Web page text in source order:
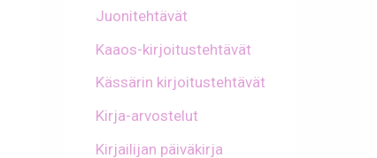
Juonitehtävät
Kaaos-kirjoitustehtävät
Kässärin kirjoitustehtävät
Kirja-arvostelut
Kirjailijan päiväkirja